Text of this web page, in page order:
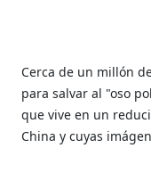
Cerca de un millón
para salvar al "oso
que vive en un
China y cuyas